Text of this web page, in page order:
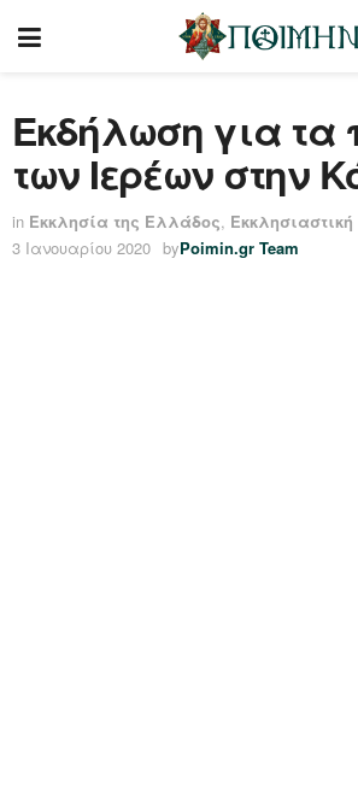
Εκδήλωση για τα
των Ιερέων στην
in Εκκλησία της Ελλάδος,
3 Ιανουαρίου 2020 byPoimin.gr Team